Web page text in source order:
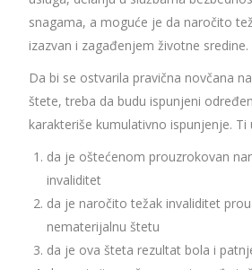
snagama, a moguće je da naročito
izazvan i zagađenjem životne sredine.
Da bi se ostvarila pravična novčana
štete, treba da budu ispunjeni
karakteriše kumulativno ispunjenje. Ti
da je oštećenom prouzrokovan
invaliditet
da je naročito težak invaliditet
nematerijalnu štetu
da je ova šteta rezultat bola i